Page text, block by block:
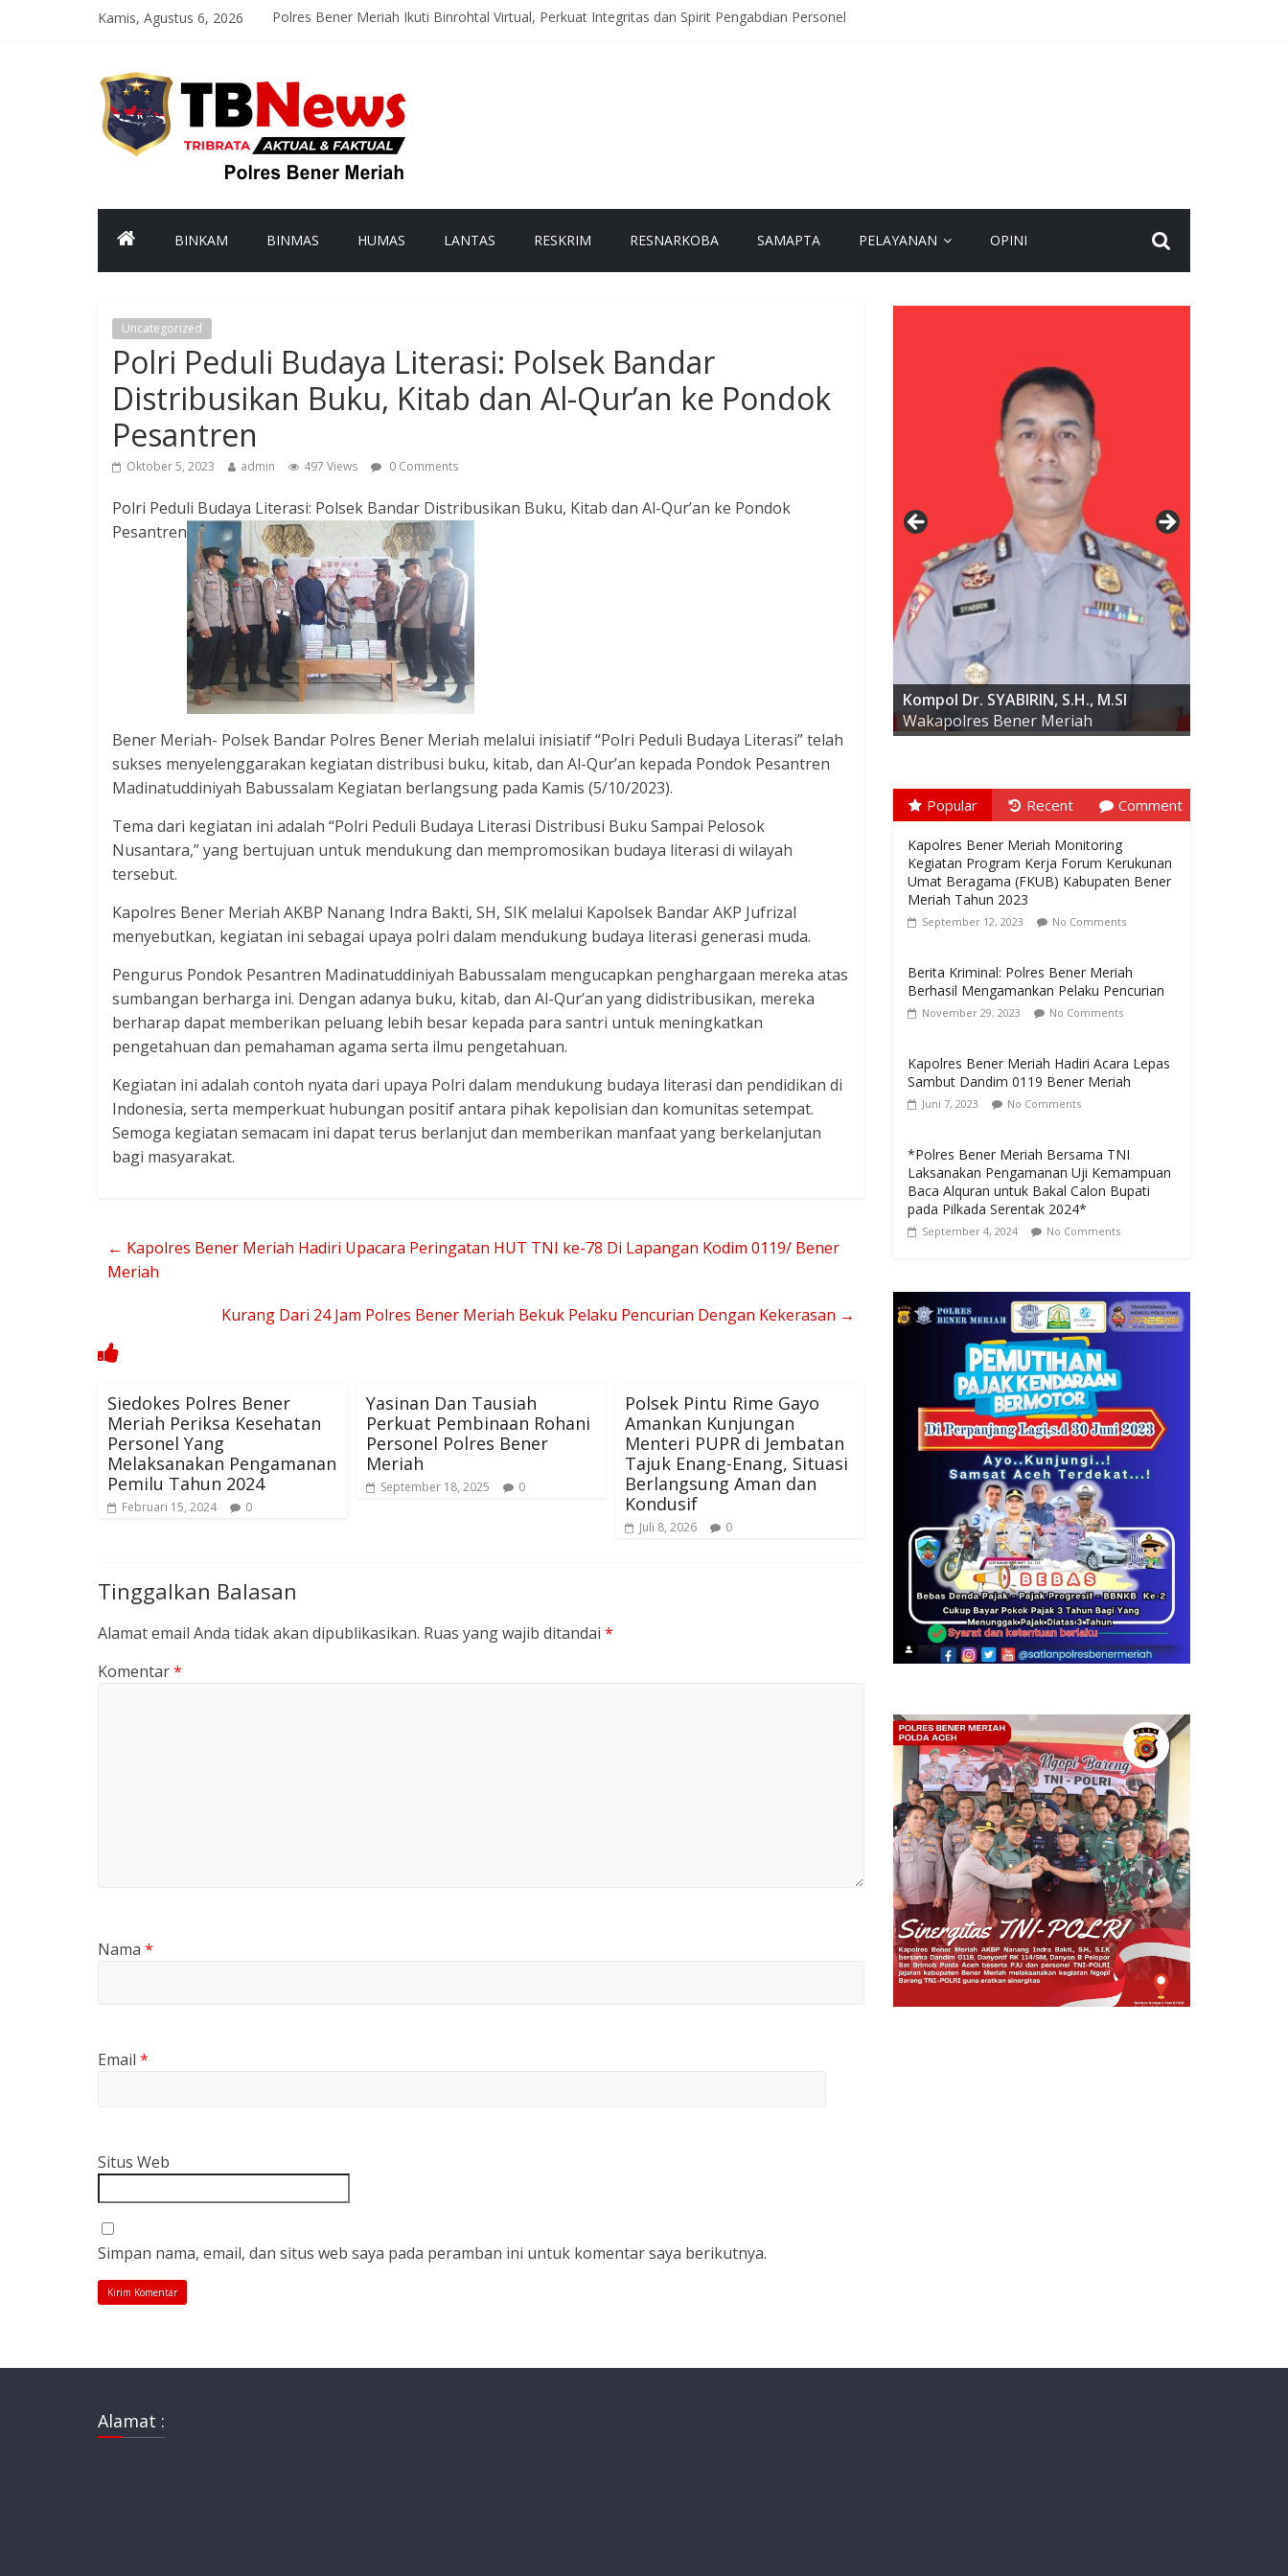
Kamis, Agustus 6, 2026
Polres Bener Meriah Ikuti Binrohtal Virtual, Perkuat Integritas dan Spirit Pengabdian Personel
Polsek Pintu Rime Gayo Pantau Akses Jalan dan Jembatan Pascabanjir, Arus Lalu Lintas Diberlakukan Buka Tutup
Polsubsektor Gajah Putih Data Lahan Produktif dan Tanam Jagung, Dukung Ketahanan Pangan Nasional
BINKAM BINMAS HUMAS LANTAS RESKRIM RESNARKOBA SAMAPTA PELAYANAN OPINI
Uncategorized
Polri Peduli Budaya Literasi: Polsek Bandar
Distribusikan Buku, Kitab dan Al-Qur’an ke Pondok
Pesantren
Oktober 5, 2023 admin 497 Views 0 Comments
Polri Peduli Budaya Literasi: Polsek Bandar Distribusikan Buku, Kitab dan Al-Qur’an ke Pondok
Pesantren
Bener Meriah- Polsek Bandar Polres Bener Meriah melalui inisiatif “Polri Peduli Budaya Literasi” telah
sukses menyelenggarakan kegiatan distribusi buku, kitab, dan Al-Qur’an kepada Pondok Pesantren
Madinatuddiniyah Babussalam Kegiatan berlangsung pada Kamis (5/10/2023).
Tema dari kegiatan ini adalah “Polri Peduli Budaya Literasi Distribusi Buku Sampai Pelosok
Nusantara,” yang bertujuan untuk mendukung dan mempromosikan budaya literasi di wilayah
tersebut.
Kapolres Bener Meriah AKBP Nanang Indra Bakti, SH, SIK melalui Kapolsek Bandar AKP Jufrizal
menyebutkan, kegiatan ini sebagai upaya polri dalam mendukung budaya literasi generasi muda.
Pengurus Pondok Pesantren Madinatuddiniyah Babussalam mengucapkan penghargaan mereka atas
sumbangan berharga ini. Dengan adanya buku, kitab, dan Al-Qur’an yang didistribusikan, mereka
berharap dapat memberikan peluang lebih besar kepada para santri untuk meningkatkan
pengetahuan dan pemahaman agama serta ilmu pengetahuan.
Kegiatan ini adalah contoh nyata dari upaya Polri dalam mendukung budaya literasi dan pendidikan di
Indonesia, serta memperkuat hubungan positif antara pihak kepolisian dan komunitas setempat.
Semoga kegiatan semacam ini dapat terus berlanjut dan memberikan manfaat yang berkelanjutan
bagi masyarakat.
← Kapolres Bener Meriah Hadiri Upacara Peringatan HUT TNI ke-78 Di Lapangan Kodim 0119/ Bener
Meriah
Kurang Dari 24 Jam Polres Bener Meriah Bekuk Pelaku Pencurian Dengan Kekerasan →
Siedokes Polres Bener
Meriah Periksa Kesehatan
Personel Yang
Melaksanakan Pengamanan
Pemilu Tahun 2024
Februari 15, 2024 0
Yasinan Dan Tausiah
Perkuat Pembinaan Rohani
Personel Polres Bener
Meriah
September 18, 2025 0
Polsek Pintu Rime Gayo
Amankan Kunjungan
Menteri PUPR di Jembatan
Tajuk Enang-Enang, Situasi
Berlangsung Aman dan
Kondusif
Juli 8, 2026 0
Tinggalkan Balasan
Alamat email Anda tidak akan dipublikasikan. Ruas yang wajib ditandai *
Komentar*
Nama *
Email *
Situs Web
Simpan nama, email, dan situs web saya pada peramban ini untuk komentar saya berikutnya.
AKBP ARIS CAI DWI SUSANTO S.I.K.,
M.I.K
Kompol Dr. SYABIRIN, S.H., M.SI
Wakapolres Bener Meriah
Popular Recent Comment
Kapolres Bener Meriah Monitoring
Kegiatan Program Kerja Forum Kerukunan
Umat Beragama (FKUB) Kabupaten Bener
Meriah Tahun 2023
September 12, 2023 No Comments
Berita Kriminal: Polres Bener Meriah
Berhasil Mengamankan Pelaku Pencurian
November 29, 2023 No Comments
Kapolres Bener Meriah Hadiri Acara Lepas
Sambut Dandim 0119 Bener Meriah
Juni 7, 2023 No Comments
*Polres Bener Meriah Bersama TNI
Laksanakan Pengamanan Uji Kemampuan
Baca Alquran untuk Bakal Calon Bupati
pada Pilkada Serentak 2024*
September 4, 2024 No Comments
Alamat :